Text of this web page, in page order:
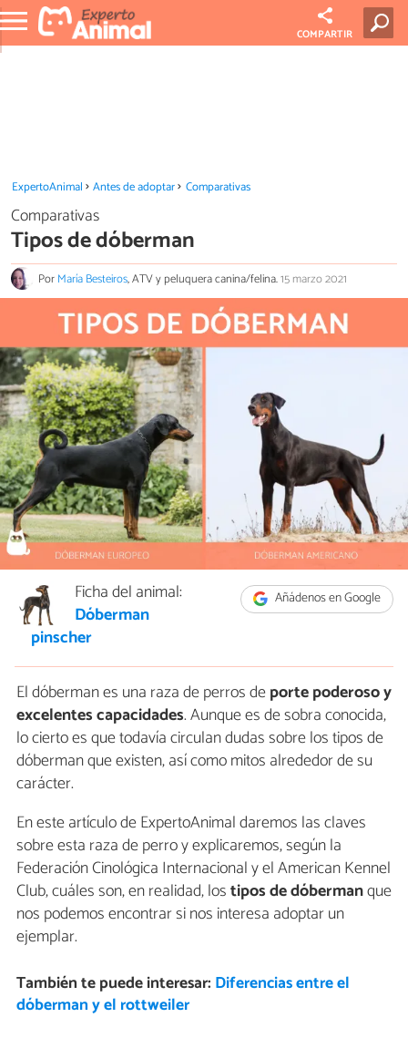
COMPARTIR
ExpertoAnimal Antes de adoptar Comparativas
Comparativas
Tipos de dóberman
PorMaría Besteiros, ATV y peluquera canina/felina.15 marzo 2021
Añádenos en Google
Ficha del animal:
Dóberman
pinscher
El dóberman es una raza de perros deporte poderoso y
excelentes capacidades. Aunque es de sobra conocida,
lo cierto es que todavía circulan dudas sobre los tipos de
dóberman que existen, así como mitos alrededor de su
carácter.
En este artículo de ExpertoAnimal daremos las claves
sobre esta raza de perro y explicaremos, según la
Federación Cinológica Internacional y el American Kennel
Club, cuáles son, en realidad, lostipos de dóbermanque
nos podemos encontrar si nos interesa adoptar un
ejemplar.
También te puede interesar: Diferencias entre el
dóberman y el rottweiler